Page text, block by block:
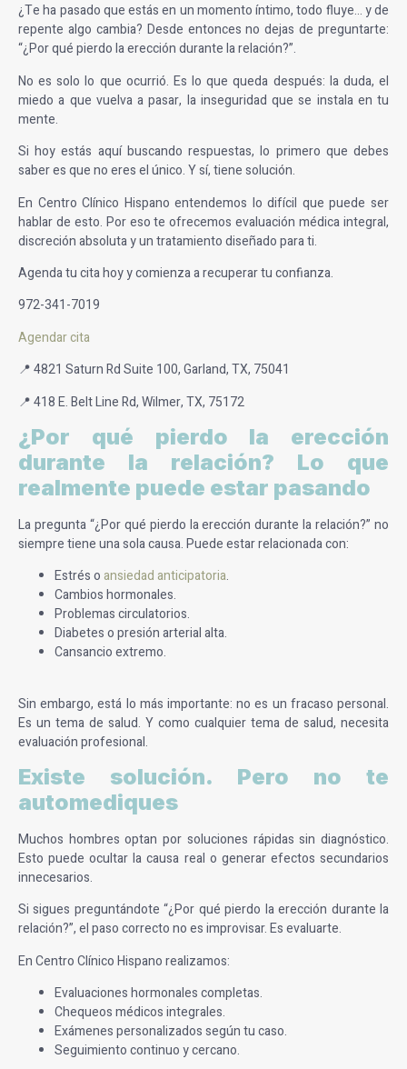
¿Te ha pasado que estás en un momento íntimo, todo fluye… y de
repente algo cambia? Desde entonces no dejas de preguntarte:
“¿Por qué pierdo la erección durante la relación?”.
No es solo lo que ocurrió. Es lo que queda después: la duda, el
miedo a que vuelva a pasar, la inseguridad que se instala en tu
mente.
Si hoy estás aquí buscando respuestas, lo primero que debes
saber es que no eres el único. Y sí, tiene solución.
En Centro Clínico Hispano entendemos lo difícil que puede ser
hablar de esto. Por eso te ofrecemos evaluación médica integral,
discreción absoluta y un tratamiento diseñado para ti.
Agenda tu cita hoy y comienza a recuperar tu confianza.
972-341-7019
Agendar cita
📍 4821 Saturn Rd Suite 100, Garland, TX, 75041
📍 418 E. Belt Line Rd, Wilmer, TX, 75172
¿Por qué pierdo la erección
durante la relación? Lo que
realmente puede estar pasando
La pregunta “¿Por qué pierdo la erección durante la relación?” no
siempre tiene una sola causa. Puede estar relacionada con:
Estrés o ansiedad anticipatoria.
Cambios hormonales.
Problemas circulatorios.
Diabetes o presión arterial alta.
Cansancio extremo.
Sin embargo, está lo más importante: no es un fracaso personal.
Es un tema de salud. Y como cualquier tema de salud, necesita
evaluación profesional.
Existe solución. Pero no te
automediques
Muchos hombres optan por soluciones rápidas sin diagnóstico.
Esto puede ocultar la causa real o generar efectos secundarios
innecesarios.
Si sigues preguntándote “¿Por qué pierdo la erección durante la
relación?”, el paso correcto no es improvisar. Es evaluarte.
En Centro Clínico Hispano realizamos:
Evaluaciones hormonales completas.
Chequeos médicos integrales.
Exámenes personalizados según tu caso.
Seguimiento continuo y cercano.